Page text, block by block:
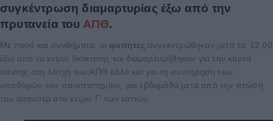
συγκέντρωση διαμαρτυρίας έξω από την
πρυτανεία του ΑΠΘ.
Με πανό και συνθήματα, οι φοιτητές συγκεντρώθηκαν μετά τις 12.00
έξω από το κτίριο διοίκησης και διαμαρτυρήθηκαν για την κάρτα
σίτισης στη λέσχη του ΑΠΘ αλλά και για τη συντήρηση των
υποδομών του πανεπιστημίου, μια εβδομάδα μετά από την πτώση
του ασανσέρ στο κτίριο Γ’ των εστιών.